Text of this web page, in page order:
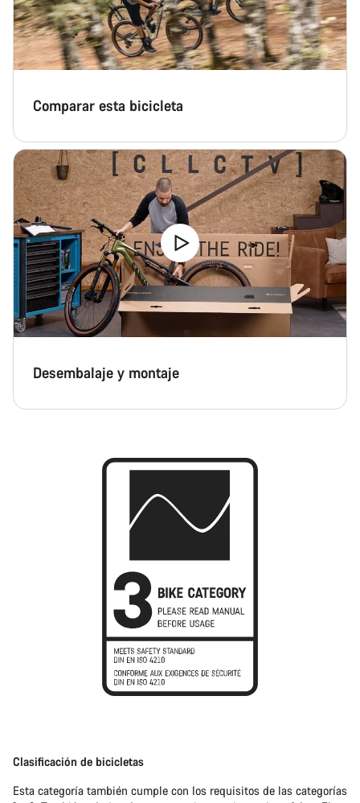
Comparar esta bicicleta
Desembalaje y montaje
Clasificación de bicicletas
Esta categoría también cumple con los requisitos de las categorías